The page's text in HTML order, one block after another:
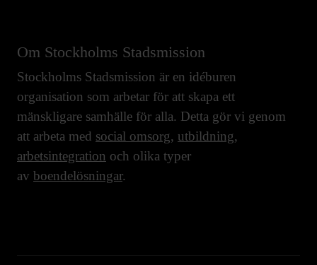
Om Stockholms Stadsmission
Stockholms Stadsmission är en idéburen
organisation som arbetar för att skapa ett
mänskligare samhälle för alla. Detta gör vi genom
att arbeta med social omsorg, utbildning,
arbetsintegration och olika typer
av boendelösningar.